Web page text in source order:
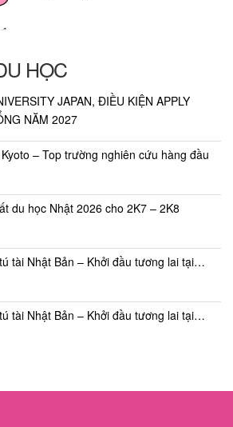
HỌC
JAPAN, ĐIỀU KIỆN APPLY
NĂM 2027
– Top trường nghiên cứu hàng đầu
du học Nhật 2026 cho 2K7 – 2K8
tài Nhật Bản – Khởi đầu tương lai tại…
tài Nhật Bản – Khởi đầu tương lai tại…